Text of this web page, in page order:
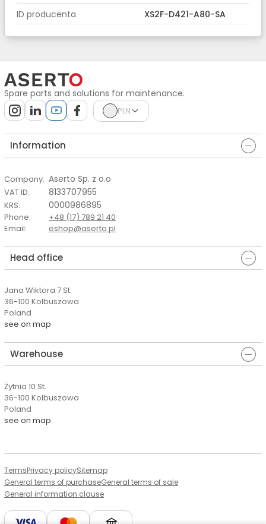
ID producenta
XS2F-D421-A80-SA
Spare parts and solutions for maintenance.
PLN
Information
Company: Aserto Sp. z o.o
VAT ID: 8133707955
KRS: 0000986895
Phone:
+48 (17) 789 21 40
Email: eshop@aserto.pl
Head office
Jana Wiktora 7 St.
36-100 Kolbuszowa
Poland
see on map
Warehouse
Żytnia 10 St.
36-100 Kolbuszowa
Poland
see on map
TermsPrivacy policySitemap
General terms of purchaseGeneral terms of sale
General information clause